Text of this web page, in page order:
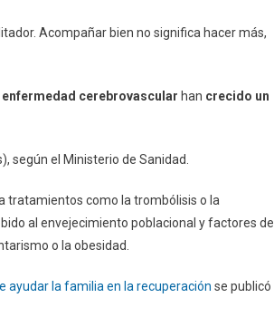
Acompañar bien no significa hacer más,
enfermedad cerebrovascular han crecido un
según el Ministerio de Sanidad.
tratamientos como la trombólisis o la
al envejecimiento poblacional y factores de
o la obesidad.
ayudar la familia en la recuperación se publicó